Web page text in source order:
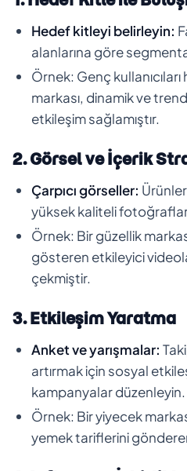
Hedef kitleyi belirleyin:
alanlarına göre
Örnek: Genç
markası, dinamik ve
etkileşim sağlamıştır.
2. Görsel ve İçerik
Çarpıcı görseller:
yüksek kaliteli fotoğraflar
Örnek: Bir güzellik
gösteren etkileyici
çekmiştir.
3. Etkileşim Yaratma
Anket ve yarışmalar:
artırmak için sosyal
kampanyalar düzenleyin.
Örnek: Bir yiyecek
yemek tariflerini